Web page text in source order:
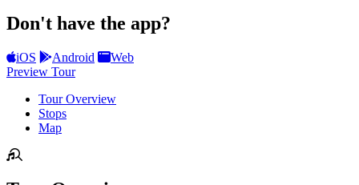
Don't have the app?
iOS Android
Web
Preview Tour
Tour Overview
Stops
Map